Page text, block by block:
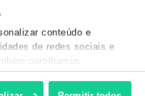
conteúdo e
de redes sociais e
partilhamos
do site com os